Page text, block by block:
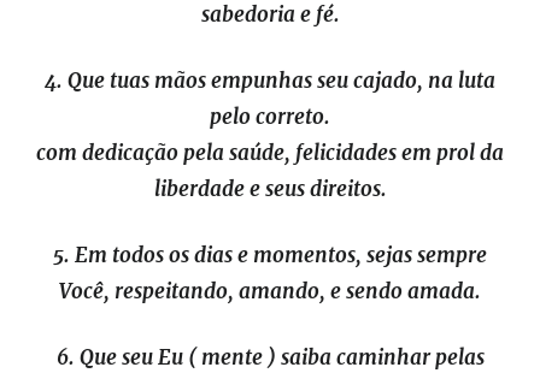
sabedoria e fé.
4. Que tuas mãos empunhas seu cajado, na luta
pelo correto.
com dedicação pela saúde, felicidades em prol da
liberdade e seus direitos.
5. Em todos os dias e momentos, sejas sempre
Você, respeitando, amando, e sendo amada.
6. Que seu Eu ( mente ) saiba caminhar pelas